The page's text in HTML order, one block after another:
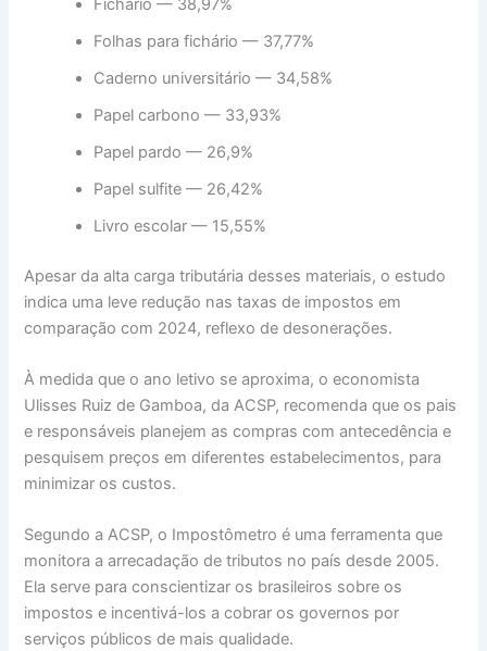
Fichário — 38,97%
Folhas para fichário — 37,77%
Caderno universitário — 34,58%
Papel carbono — 33,93%
Papel pardo — 26,9%
Papel sulfite — 26,42%
Livro escolar — 15,55%
Apesar da alta carga tributária desses materiais, o estudo
indica uma leve redução nas taxas de impostos em
comparação com 2024, reflexo de desonerações.
À medida que o ano letivo se aproxima, o economista
Ulisses Ruiz de Gamboa, da ACSP, recomenda que os pais
e responsáveis planejem as compras com antecedência e
pesquisem preços em diferentes estabelecimentos, para
minimizar os custos.
Segundo a ACSP, o Impostômetro é uma ferramenta que
monitora a arrecadação de tributos no país desde 2005.
Ela serve para conscientizar os brasileiros sobre os
impostos e incentivá-los a cobrar os governos por
serviços públicos de mais qualidade.